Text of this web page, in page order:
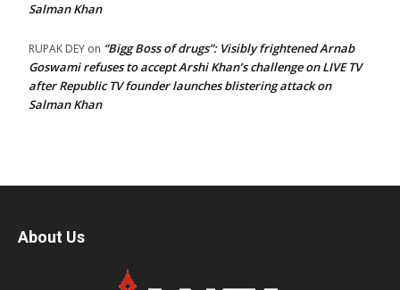
Salman Khan
RUPAK DEY on “Bigg Boss of drugs”: Visibly frightened Arnab
Goswami refuses to accept Arshi Khan’s challenge on LIVE TV
after Republic TV founder launches blistering attack on
Salman Khan
About Us